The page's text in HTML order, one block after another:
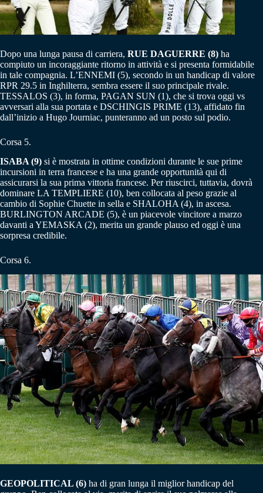
Dopo una lunga pausa di carriera, RUE DAGUERRE (8) ha
compiuto un incoraggiante ritorno in attività e si presenta formidabile
in tale compagnia. L’ENNEMI (5), secondo in un handicap di valore
RPR 29.5 in Inghilterra, sembra essere il suo principale rivale.
TESSALOS (3), in forma, PAGAN SUN (1), che si trova oggi vs
avversari alla sua portata e DSCHINGIS PRIME (13), affidato fin
dall’inizio a Hugo Journiac, punteranno ad un posto sul podio.
Corsa 5.
ISABA (9) si è mostrata in ottime condizioni durante le sue prime
incursioni in terra francese e ha una grande opportunità qui di
assicurarsi la sua prima vittoria francese. Per riuscirci, tuttavia, dovrà
dominare LA TEMPLIERE (10), ben collocata al peso grazie al
cambio di Sophie Chuette in sella e SHALOHA (4), in ascesa.
BURLINGTON ARCADE (5), è un piacevole vincitore a marzo
davanti a YEMASKA (2), merita un grande plauso ed oggi è una
sorpresa credibile.
Corsa 6.
GEOPOLITICAL (6) ha di gran lunga il miglior handicap del